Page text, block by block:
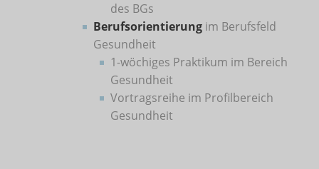
des BGs
Berufsorientierung im Berufsfeld
Gesundheit
1-wöchiges Praktikum im Bereich
Gesundheit
Vortragsreihe im Profilbereich
Gesundheit